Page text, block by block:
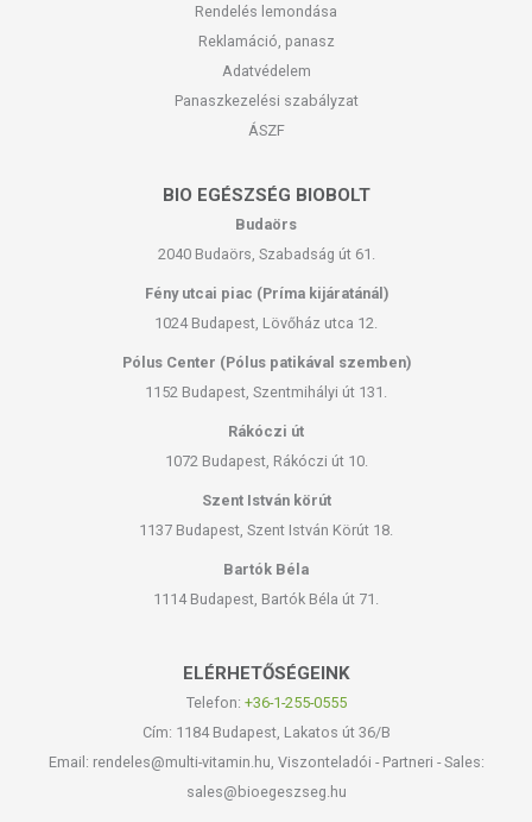
Rendelés lemondása
Reklamáció, panasz
Adatvédelem
Panaszkezelési szabályzat
ÁSZF
BIO EGÉSZSÉG BIOBOLT
Budaörs
2040 Budaörs, Szabadság út 61.
Fény utcai piac (Príma kijáratánál)
1024 Budapest, Lövőház utca 12.
Pólus Center (Pólus patikával szemben)
1152 Budapest, Szentmihályi út 131.
Rákóczi út
1072 Budapest, Rákóczi út 10.
Szent István körút
1137 Budapest, Szent István Körút 18.
Bartók Béla
1114 Budapest, Bartók Béla út 71.
ELÉRHETŐSÉGEINK
Telefon: +36-1-255-0555
Cím: 1184 Budapest, Lakatos út 36/B
Email: rendeles@multi-vitamin.hu, Viszonteladói - Partneri - Sales:
sales@bioegeszseg.hu